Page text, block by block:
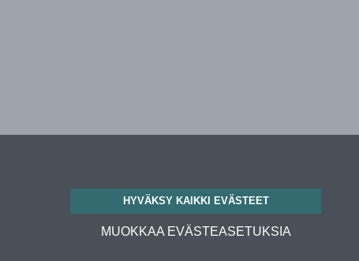
HYVÄKSY KAIKKI EVÄSTEET
MUOKKAA EVÄSTEASETUKSIA